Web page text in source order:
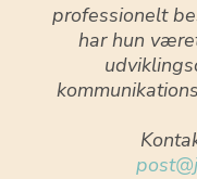
professionelt
har hun